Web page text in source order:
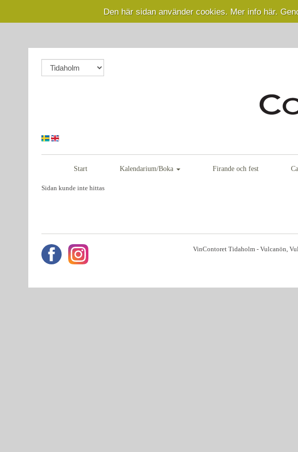
Den här sidan använder cookies. Mer info här.
Start Kalendarium/Boka Firande och fest
Sidan kunde inte hittas
VinContoret Tidaholm - Vulcanön,